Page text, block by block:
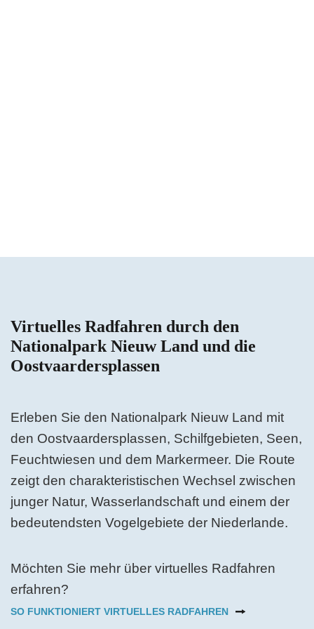
Virtuelles Radfahren durch den
Nationalpark Nieuw Land und die
Oostvaardersplassen
Erleben Sie den Nationalpark Nieuw Land mit
den Oostvaardersplassen, Schilfgebieten, Seen,
Feuchtwiesen und dem Markermeer. Die Route
zeigt den charakteristischen Wechsel zwischen
junger Natur, Wasserlandschaft und einem der
bedeutendsten Vogelgebiete der Niederlande.
Möchten Sie mehr über virtuelles Radfahren
erfahren?
SO FUNKTIONIERT VIRTUELLES RADFAHREN